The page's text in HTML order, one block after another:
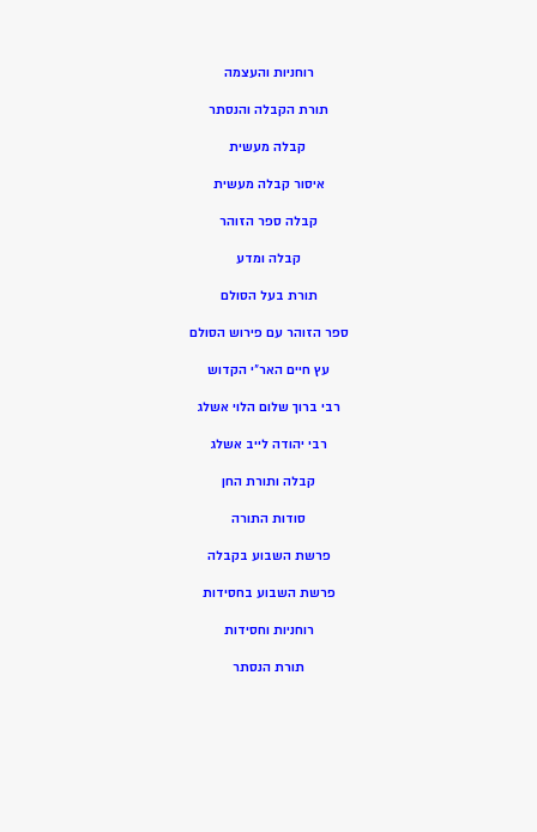
רוחניות והעצמה
תורת הקבלה והנסתר
קבלה מעשית
איסור קבלה מעשית
קבלה ספר הזוהר
קבלה ומדע
תורת בעל הסולם
ספר הזוהר עם פירוש הסולם
עץ חיים האר”י הקדוש
רבי ברוך שלום הלוי אשלג
רבי יהודה לייב אשלג
קבלה ותורת החן
סודות התורה
פרשת השבוע בקבלה
פרשת השבוע בחסידות
רוחניות וחסידות
תורת הנסתר